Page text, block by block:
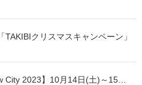
クリスマスキャンペーン」
City 2023】10月14日(土)～15…